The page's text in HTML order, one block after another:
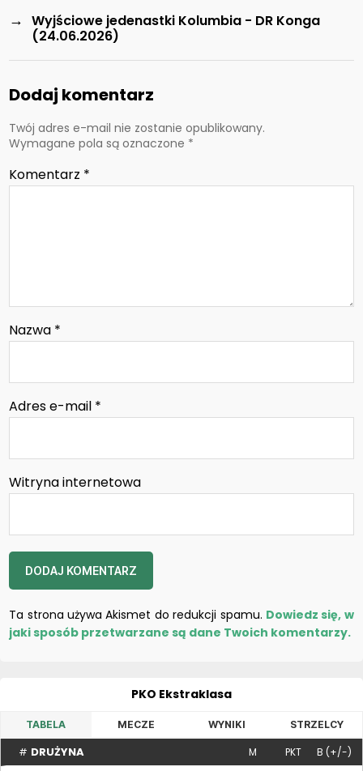
→ Wyjściowe jedenastki Kolumbia - DR Konga
(24.06.2026)
Dodaj komentarz
Twój adres e-mail nie zostanie opublikowany.
Wymagane pola są oznaczone *
Komentarz *
Nazwa *
Adres e-mail *
Witryna internetowa
Ta strona używa Akismet do redukcji spamu. Dowiedz się, w
jaki sposób przetwarzane są dane Twoich komentarzy.
PKO Ekstraklasa
TABELA MECZE WYNIKI STRZELCY
# DRUŻYNA M PKT B (+/-)